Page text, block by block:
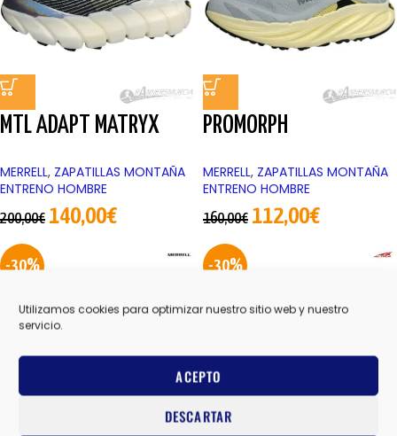
Utilizamos cookies para optimizar nuestro sitio web y nuestro
servicio.
ACEPTO
DESCARTAR
MTL ADAPT MATRYX
MERRELL, ZAPATILLAS MONTAÑA
ENTRENO HOMBRE
200,00€ 140,00€
PROMORPH
MERRELL, ZAPATILLAS MONTAÑA
ENTRENO HOMBRE
160,00€ 112,00€
-30% -30%